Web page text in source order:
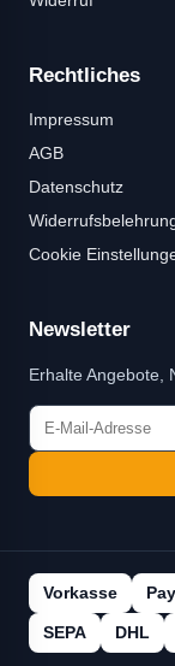
Rechtliches
Impressum
AGB
Datenschutz
Cookie
Newsletter
Erhalte Angebote,
Vorkasse
SEPA DHL